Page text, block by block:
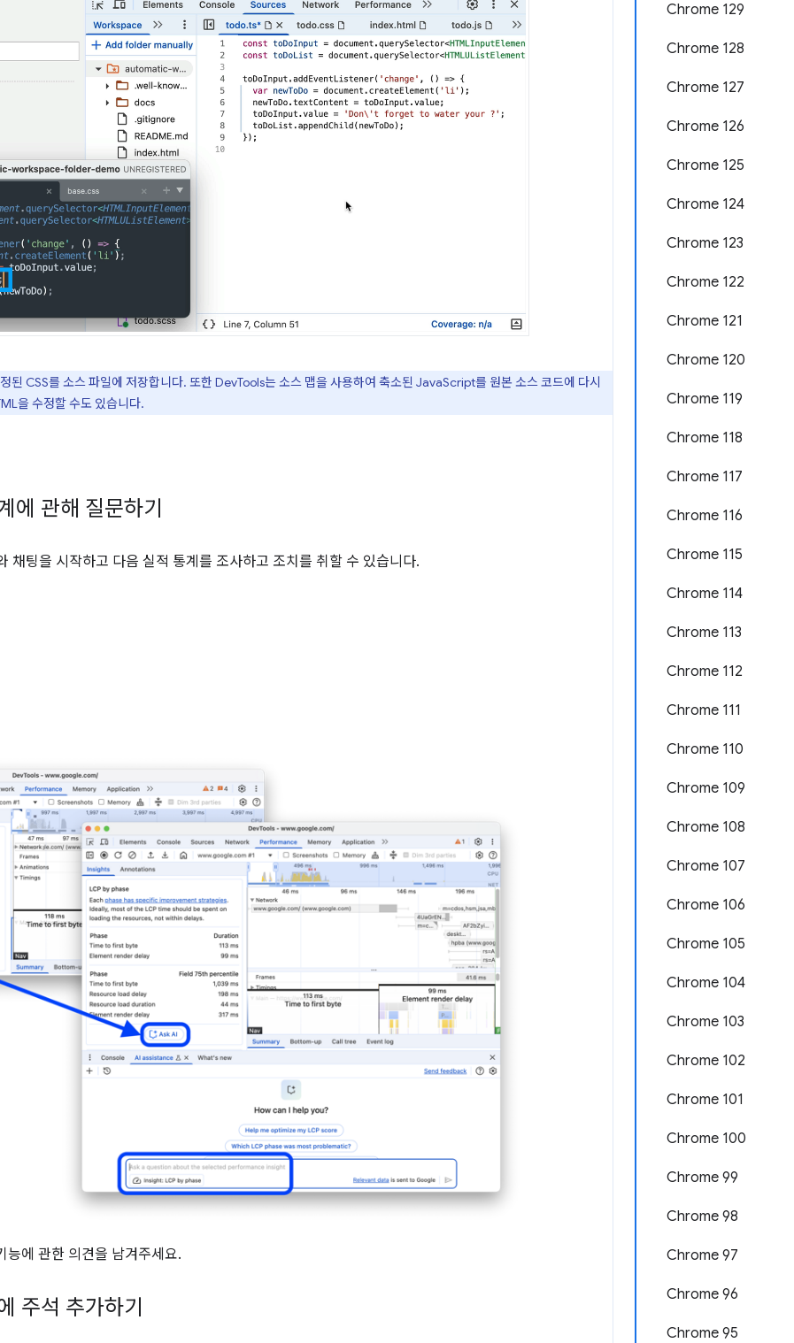
Chrome 129
Chrome 128
Chrome 127
Chrome 126
Chrome 125
Chrome 124
Chrome 123
Chrome 122
Chrome 121
Chrome 120
Chrome 119
Chrome 118
Chrome 117
Chrome 116
Chrome 115
Chrome 114
Chrome 113
Chrome 112
Chrome 111
Chrome 110
Chrome 109
Chrome 108
Chrome 107
Chrome 106
Chrome 105
Chrome 104
Chrome 103
Chrome 102
Chrome 101
Chrome 100
Chrome 99
Chrome 98
Chrome 97
Chrome 96
Chrome 95
된 CSS를 소스 파일에 저장합니다. 또한 DevTools는 소스 맵을 사용하여 축소된 JavaScript를 원본 소스 코드에 다시
을 수정할 수도 있습니다.
에 관해 질문하기
채팅을 시작하고 다음 실적 통계를 조사하고 조치를 취할 수 있습니다.
능에 관한 의견을 남겨주세요.
주석 추가하기